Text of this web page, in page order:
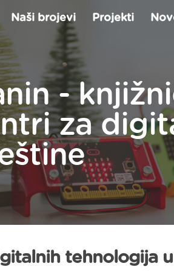
Naši brojevi Projekti
-
za
tehnologija